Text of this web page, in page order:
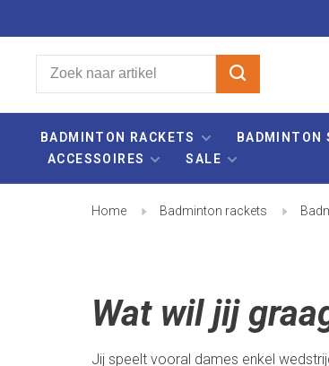
BADMINTON RACKETS BADMINTON
ACCESSOIRES
SALE
Home Badminton rackets
Wat wil jij
Jij speelt vooral dames enkel